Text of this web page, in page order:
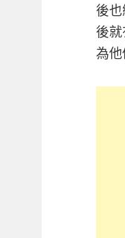
後
後
為他